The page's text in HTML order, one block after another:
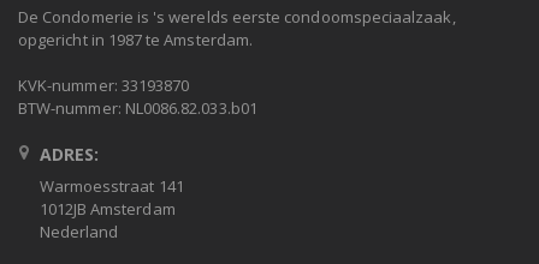
De Condomerie is 's werelds eerste condoomspeciaalzaak,
opgericht in 1987 te Amsterdam.
KVK-nummer: 33193870
BTW-nummer: NL0086.82.033.b01
ADRES:
Warmoesstraat 141
1012JB Amsterdam
Nederland